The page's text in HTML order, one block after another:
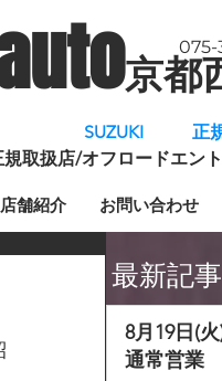
京都
075-
SUZUKI 正規
規取扱店/オフロードエン
店舗紹介 お問い合わせ
最新記事
8月19日(
通常営業